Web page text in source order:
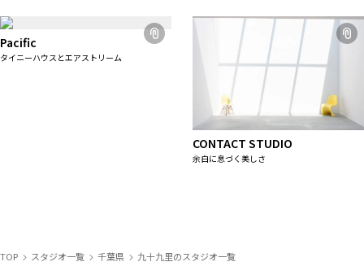
Pacific
タイニーハウスとエアストリーム
CONTACT STUDIO
余白に息づく美しさ
TOP スタジオ一覧 千葉県 九十九里のスタジオ一覧